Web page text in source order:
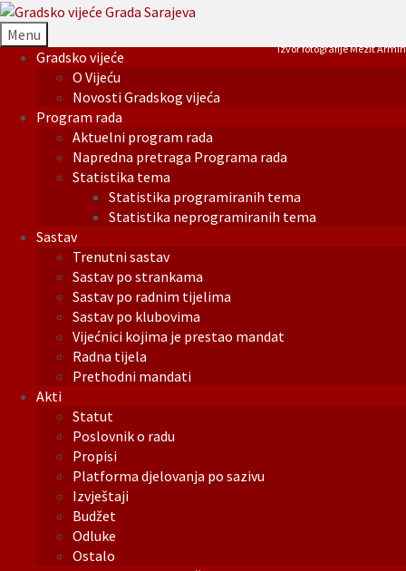
Menu
Gradsko vijeće
O Vijeću
Novosti Gradskog vijeća
Program rada
Aktuelni program rada
Napredna pretraga Programa rada
Statistika tema
Statistika programiranih tema
Statistika neprogramiranih tema
Sastav
Trenutni sastav
Sastav po strankama
Sastav po radnim tijelima
Sastav po klubovima
Vijećnici kojima je prestao mandat
Radna tijela
Prethodni mandati
Akti
Statut
Poslovnik o radu
Propisi
Platforma djelovanja po sazivu
Izvještaji
Budžet
Odluke
Ostalo
Izvor fotografije Mezit Armin